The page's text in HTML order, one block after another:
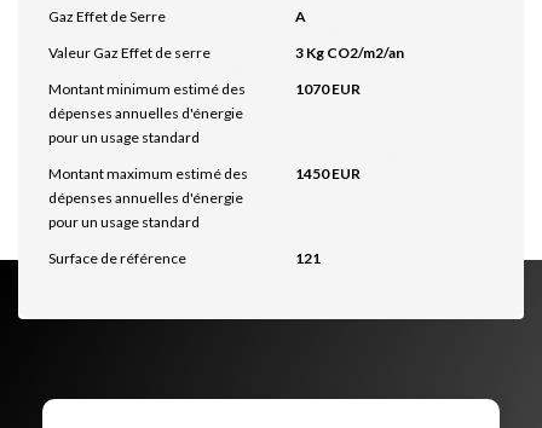
Gaz Effet de Serre
A
Valeur Gaz Effet de serre
3 Kg CO2/m2/an
Montant minimum estimé des
dépenses annuelles d'énergie
pour un usage standard
1070 EUR
Montant maximum estimé des
dépenses annuelles d'énergie
pour un usage standard
1450 EUR
Surface de référence 121